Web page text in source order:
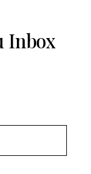
Inbox